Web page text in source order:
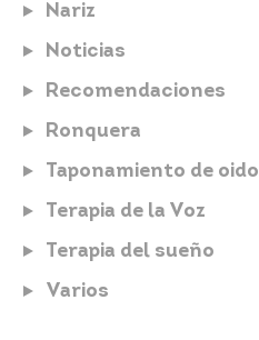
Nariz
Noticias
Recomendaciones
Ronquera
Taponamiento de oido
Terapia de la Voz
Terapia del sueño
Varios